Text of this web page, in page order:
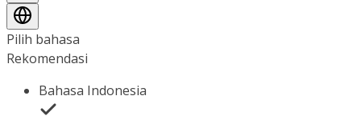
Pilih bahasa
Rekomendasi
Bahasa Indonesia